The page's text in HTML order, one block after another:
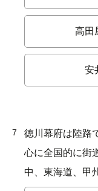
高田
安
7
徳川幕府は陸路
心に全国的に街
中、東海道、甲